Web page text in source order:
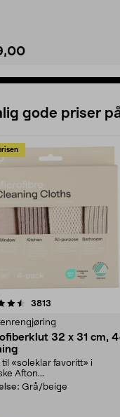
gode priser
3813
32 x 31 cm,
til «soleklar favoritt» i
Afton...
Grå/beige
4.5av 5 stjerner